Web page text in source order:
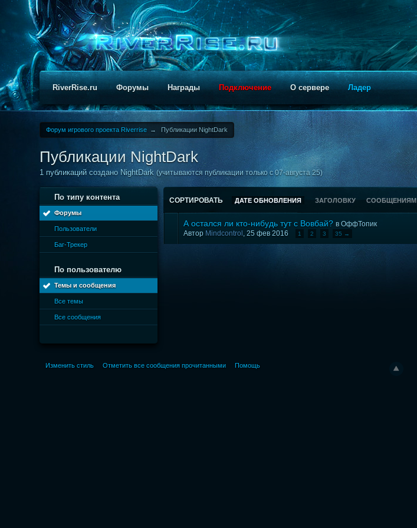
RiverRise.ru Форумы Награды Подключение О сервере Ладер
Форум игрового проекта Riverrise → Публикации NightDark
Публикации NightDark
1 публикаций создано NightDark(учитываются публикации только с 07-августа 25)
По типу контента
Форумы
Пользователи
Баг-Трекер
По пользователю
Темы и сообщения
Все темы
Все сообщения
СОРТИРОВАТЬ ДАТЕ ОБНОВЛЕНИЯ ЗАГОЛОВКУ СООБЩЕНИЯМ
А остался ли кто-нибудь тут с Вовбай? в ОффТопик
Автор Mindcontrol , 25 фев 2016 1 2 3 35 →
Изменить стиль Отметить все сообщения прочитанными Помощь